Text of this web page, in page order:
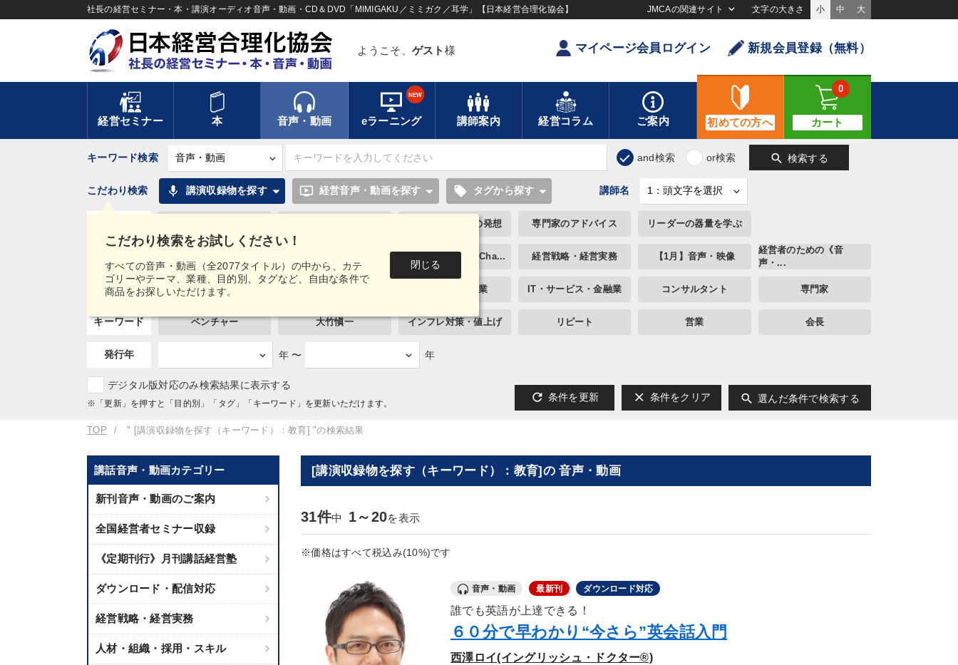
社長の経営セミナー・本・講演オーディオ音声・動画・CD＆DVD「MIMIGAKU／ミミガク／耳学」【日本経営合理化協会】 JMCAの関連サイト 文字の大きさ 小 中 大
ようこそ、 ゲスト 様 マイページ会員ログイン 新規会員登録（無料）
経営セミナー 本 音声・動画 eラーニング
NEW
講師案内 経営コラム ご案内 初めての方へ カート
0
キーワード検索 and検索 or検索 search 検索する
こだわり検索をお試しください！
すべての音声・動画（全2077タイトル）の中から、カテ
ゴリーやテーマ、業種、目的別、タグなど、自由な条件で
商品をお探しいただけます。
閉じる
こだわり検索 mic 講演収録物を探す ondemand_video 経営音声・動画を探す local_offer タグから探す 講師名
若手異才経営者の発想 専門家のアドバイス リーダーの器量を学ぶ
オーナー社長の「現場
力...
と...
最新刊・戦略参謀Cha... 経営戦略・経営実務 【1月】音声・映像
経営者のための《音
声・...
業種 製造業 建設・不動産業 IT・サービス・金融業 コンサルタント 専門家
キーワード ベンチャー 大竹愼一 インフレ対策・値上げ リピート 営業 会長
発行年 年 〜 年
デジタル版対応のみ検索結果に表示する
※「更新」を押すと「目的別」「タグ」「キーワード」を更新いただけます。 refresh 条件を更新 clear 条件をクリア search 選んだ条件で検索する
TOP " [講演収録物を探す（キーワード）：教育] "の検索結果
講話音声・動画カテゴリー
新刊音声・動画のご案内
全国経営者セミナー収録
《定期刊行》月刊講話経営塾
ダウンロード・配信対応
経営戦略・経営実務
人材・組織・採用・スキル
[講演収録物を探す（キーワード）：教育]の 音声・動画
31件中 1～20を表示
※価格はすべて税込み(10%)です
音声・動画 最新刊 ダウンロード対応
誰でも英語が上達できる！
６０分で早わかり“今さら”英会話入門
西澤ロイ(イングリッシュ・ドクター®)